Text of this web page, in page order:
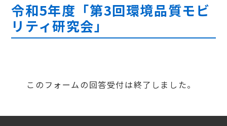
令和5年度「第3回環境品質モビ
リティ研究会」
このフォームの回答受付は終了しました。